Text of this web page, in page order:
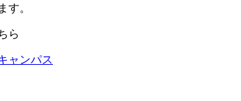
す。
ら
ャンパス